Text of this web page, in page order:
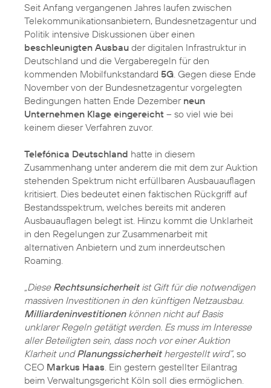
Seit Anfang vergangenen Jahres laufen zwischen
Telekommunikationsanbietern, Bundesnetzagentur und
Politik intensive Diskussionen über einen
beschleunigten Ausbau der digitalen Infrastruktur in
Deutschland und die Vergaberegeln für den
kommenden Mobilfunkstandard 5G . Gegen diese Ende
November von der Bundesnetzagentur vorgelegten
Bedingungen hatten Ende Dezember neun
Unternehmen Klage eingereicht – so viel wie bei
keinem dieser Verfahren zuvor.
Telefónica Deutschland hatte in diesem
Zusammenhang unter anderem die mit dem zur Auktion
stehenden Spektrum nicht erfüllbaren Ausbauauflagen
kritisiert. Dies bedeutet einen faktischen Rückgriff auf
Bestandsspektrum, welches bereits mit anderen
Ausbauauflagen belegt ist. Hinzu kommt die Unklarheit
in den Regelungen zur Zusammenarbeit mit
alternativen Anbietern und zum innerdeutschen
Roaming.
„Diese Rechtsunsicherheitist Gift für die notwendigen
massiven Investitionen in den künftigen Netzausbau.
Milliardeninvestitionenkönnen nicht auf Basis
unklarer Regeln getätigt werden. Es muss im Interesse
aller Beteiligten sein, dass noch vor einer Auktion
Klarheit undPlanungssicherheithergestellt wird“, so
CEO Markus Haas . Ein gestern gestellter Eilantrag
beim Verwaltungsgericht Köln soll dies ermöglichen.